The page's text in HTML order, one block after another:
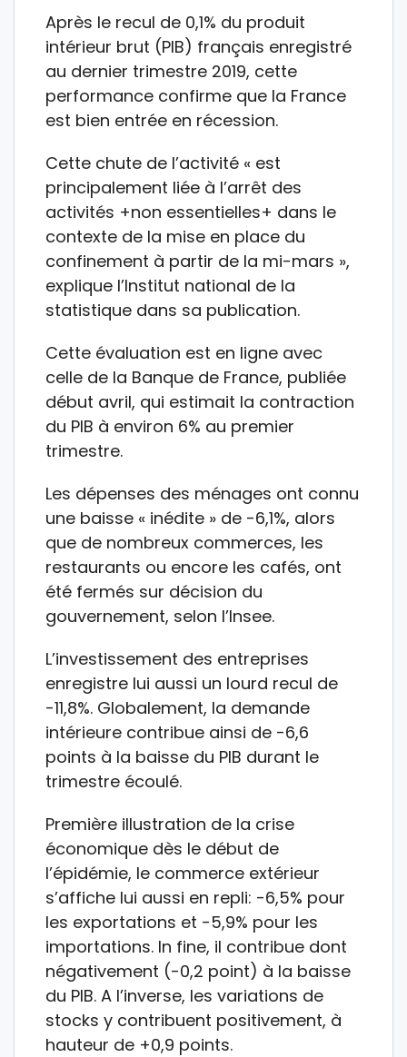
Après le recul de 0,1% du produit
intérieur brut (PIB) français enregistré
au dernier trimestre 2019, cette
performance confirme que la France
est bien entrée en récession.
Cette chute de l’activité « est
principalement liée à l’arrêt des
activités +non essentielles+ dans le
contexte de la mise en place du
confinement à partir de la mi-mars »,
explique l’Institut national de la
statistique dans sa publication.
Cette évaluation est en ligne avec
celle de la Banque de France, publiée
début avril, qui estimait la contraction
du PIB à environ 6% au premier
trimestre.
Les dépenses des ménages ont connu
une baisse « inédite » de -6,1%, alors
que de nombreux commerces, les
restaurants ou encore les cafés, ont
été fermés sur décision du
gouvernement, selon l’Insee.
L’investissement des entreprises
enregistre lui aussi un lourd recul de
-11,8%. Globalement, la demande
intérieure contribue ainsi de -6,6
points à la baisse du PIB durant le
trimestre écoulé.
Première illustration de la crise
économique dès le début de
l’épidémie, le commerce extérieur
s’affiche lui aussi en repli: -6,5% pour
les exportations et -5,9% pour les
importations. In fine, il contribue dont
négativement (-0,2 point) à la baisse
du PIB. A l’inverse, les variations de
stocks y contribuent positivement, à
hauteur de +0,9 points.